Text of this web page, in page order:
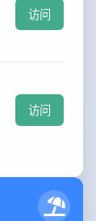
访问
访问